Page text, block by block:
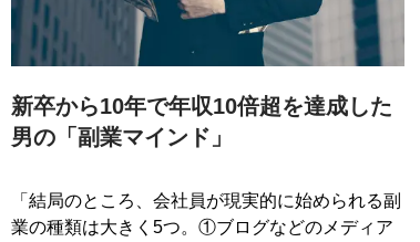
新卒から10年で年収10倍超を達成した
男の「副業マインド」
「結局のところ、会社員が現実的に始められる副
業の種類は大きく5つ。①ブログなどのメディア